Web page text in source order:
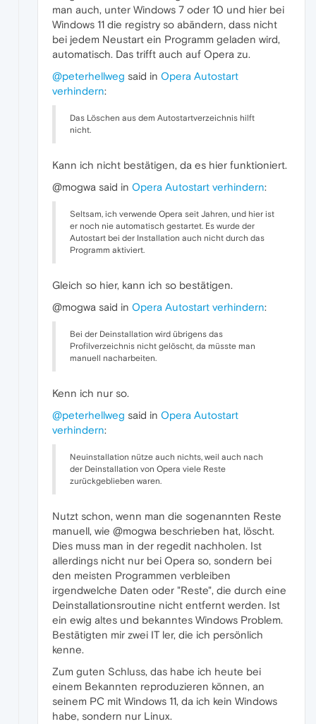
man auch, unter Windows 7 oder 10 und hier bei
Windows 11 die registry so abändern, dass nicht
bei jedem Neustart ein Programm geladen wird,
automatisch. Das trifft auch auf Opera zu.
@peterhellweg said in Opera Autostart
verhindern:
Das Löschen aus dem Autostartverzeichnis hilft
nicht.
Kann ich nicht bestätigen, da es hier funktioniert.
@mogwa said in Opera Autostart verhindern:
Seltsam, ich verwende Opera seit Jahren, und hier ist
er noch nie automatisch gestartet. Es wurde der
Autostart bei der Installation auch nicht durch das
Programm aktiviert.
Gleich so hier, kann ich so bestätigen.
@mogwa said in Opera Autostart verhindern:
Bei der Deinstallation wird übrigens das
Profilverzeichnis nicht gelöscht, da müsste man
manuell nacharbeiten.
Kenn ich nur so.
@peterhellweg said in Opera Autostart
verhindern:
Neuinstallation nütze auch nichts, weil auch nach
der Deinstallation von Opera viele Reste
zurückgeblieben waren.
Nutzt schon, wenn man die sogenannten Reste
manuell, wie @mogwa beschrieben hat, löscht.
Dies muss man in der regedit nachholen. Ist
allerdings nicht nur bei Opera so, sondern bei
den meisten Programmen verbleiben
irgendwelche Daten oder "Reste", die durch eine
Deinstallationsroutine nicht entfernt werden. Ist
ein ewig altes und bekanntes Windows Problem.
Bestätigten mir zwei IT ler, die ich persönlich
kenne.
Zum guten Schluss, das habe ich heute bei
einem Bekannten reproduzieren können, an
seinem PC mit Windows 11, da ich kein Windows
habe, sondern nur Linux.